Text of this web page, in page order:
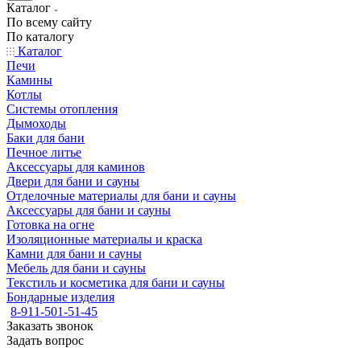
Каталог
По всему сайту
По каталогу
Каталог
Печи
Камины
Котлы
Системы отопления
Дымоходы
Баки для бани
Печное литье
Аксессуары для каминов
Двери для бани и сауны
Отделочные материалы для бани и сауны
Аксессуары для бани и сауны
Готовка на огне
Изоляционные материалы и краска
Камни для бани и сауны
Мебель для бани и сауны
Текстиль и косметика для бани и сауны
Бондарные изделия
8-911-501-51-45
Заказать звонок
Задать вопрос